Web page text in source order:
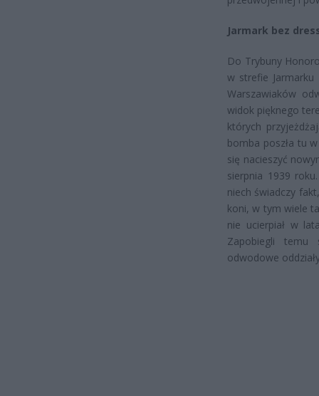
Jarmark bez
Do Trybuny
w strefie
Warszawiaków
widok pięknego
których
bomba poszła tu
się nacieszyć
sierpnia 1939
niech świadczy
koni, w tym wiele
nie ucierpiał w
Zapobiegli temu
odwodowe